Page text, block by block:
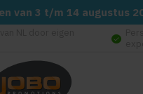
van 3 t/m 14 augustus
check_circle